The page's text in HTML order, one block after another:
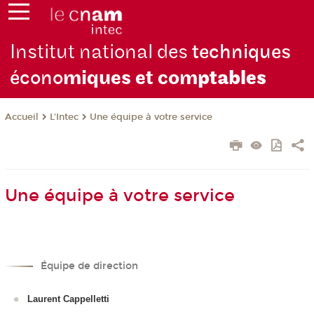
Institut national destechniques
économiques et comptables
Accueil L'Intec Une équipe à votre service
Une équipe à votre service
Équipe de direction
Laurent Cappelletti